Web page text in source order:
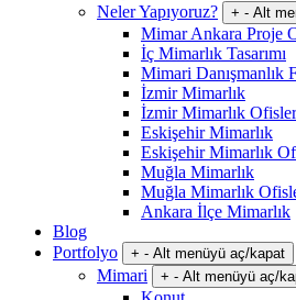
Neler Yapıyoruz?
+ - Alt
Mimar Ankara Proje
İç Mimarlık Tasarımı
Mimari Danışmanlık
İzmir Mimarlık
İzmir Mimarlık
Eskişehir Mimarlık
Eskişehir Mimarlık
Muğla Mimarlık
Muğla Mimarlık
Ankara İlçe Mimarlık
Blog
Portfolyo
+ - Alt menüyü aç/kapat
Mimari + - Alt menüyü aç/